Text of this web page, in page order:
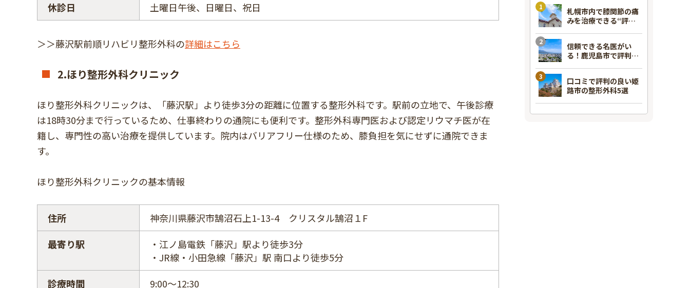
休診日
土曜日午後、日曜日、祝日
＞＞藤沢駅前順リハビリ整形外科の詳細はこちら
2.ほり整形外科クリニック
ほり整形外科クリニックは、「藤沢駅」より徒歩3分の距離に位置する整形外科です。駅前の立地で、午後診療
は18時30分まで行っているため、仕事終わりの通院にも便利です。整形外科専門医および認定リウマチ医が在
籍し、専門性の高い治療を提供しています。院内はバリアフリー仕様のため、膝負担を気にせずに通院できま
す。
ほり整形外科クリニックの基本情報
住所
神奈川県藤沢市鵠沼石上1-13-4 クリスタル鵠沼１F
最寄り駅
・江ノ島電鉄「藤沢」駅より徒歩3分
・JR線・小田急線「藤沢」駅 南口より徒歩5分
診療時間
9:00～12:30
札幌市内で膝関節の痛
みを治療できる“評判
信頼できる名医がい
る！鹿児島市で評判の
口コミで評判の良い姫
路市の整形外科5選